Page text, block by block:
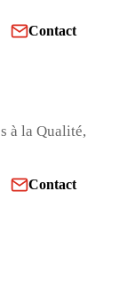
Contact
à la Qualité,
Contact